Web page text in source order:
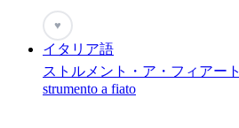
♥
イタリア語
ストルメント・ア・フィアート
strumento a fiato